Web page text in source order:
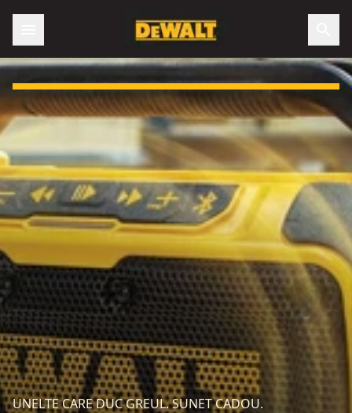
Slide 1 of 3: UNELTE CARE DUC GREUL. SUNET CADOU.
UNELTE CARE DUC GREUL. SUNET CADOU.